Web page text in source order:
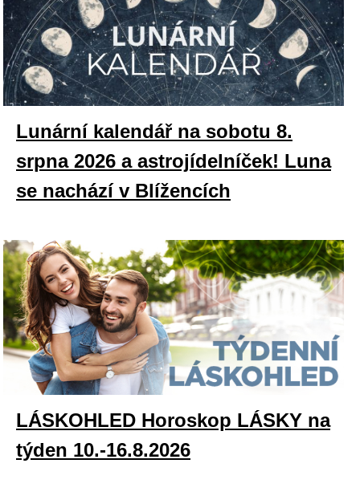
Lunární kalendář na sobotu 8.
srpna 2026 a astrojídelníček! Luna
se nachází v Blížencích
LÁSKOHLED Horoskop LÁSKY na
týden 10.-16.8.2026